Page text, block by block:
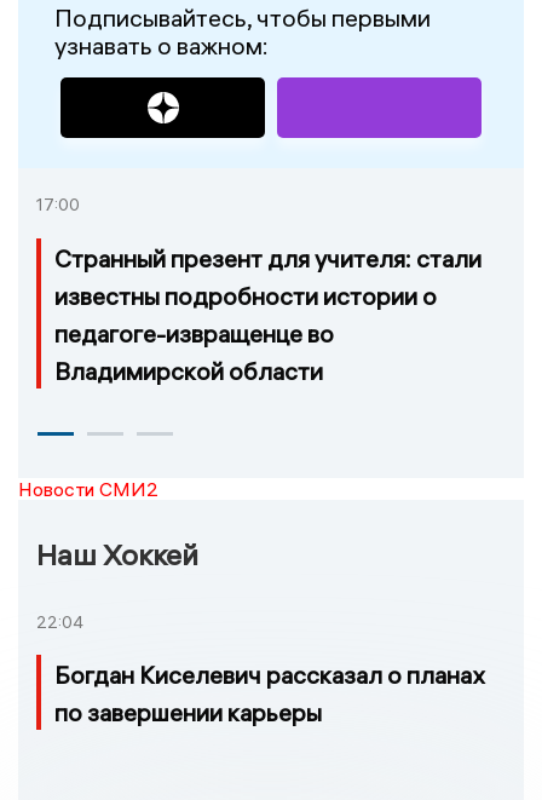
Подписывайтесь, чтобы первыми
узнавать о важном:
17:00
Странный презент для учителя: стали
известны подробности истории о
педагоге-извращенце во
Владимирской области
Новости СМИ2
Наш Хоккей
22:04
Богдан Киселевич рассказал о планах
по завершении карьеры